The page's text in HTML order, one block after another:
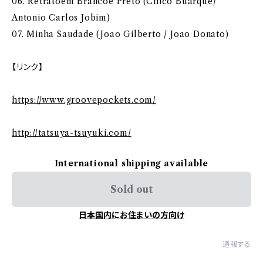
Antonio Carlos Jobim)
07. Minha Saudade (Joao Gilberto / Joao Donato)
【リンク】
https://www.groovepockets.com/
http://tatsuya-tsuyuki.com/
International shipping available
Sold out
日本国内にお住まいの方向け
通報する